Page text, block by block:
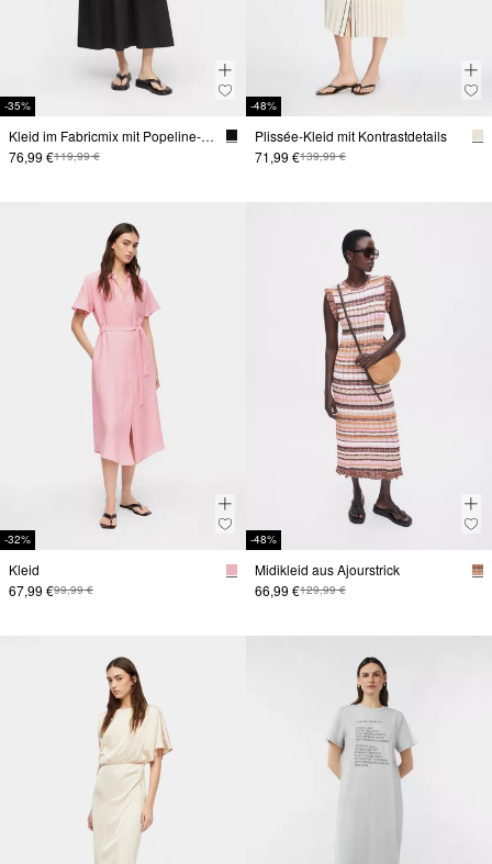
-35%
Kleid im Fabricmix mit Popeline-Rock und Eingrifftaschen
76,99 €119,99 €
-48%
Plissée-Kleid mit Kontrastdetails
71,99 €139,99 €
-32%
Kleid
67,99 €99,99 €
-48%
Midikleid aus Ajourstrick
66,99 €129,99 €